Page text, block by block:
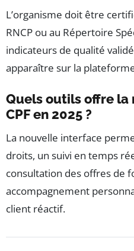
L’organisme doit être
RNCP ou au Répertoire
indicateurs de qualité
apparaître sur la
Quels outils offre
CPF en 2025 ?
La nouvelle interface
droits, un suivi en temps
consultation des offres de
accompagnement
client réactif.